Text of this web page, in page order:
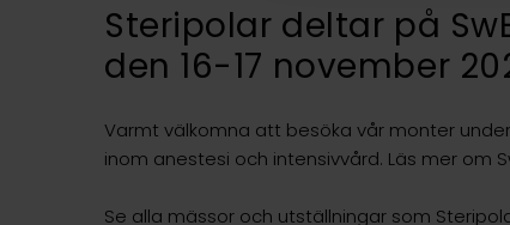
Steripolar deltar på
den 16-17 november 20
Varmt välkomna att besöka vår monter
inom anestesi och intensivvård. Läs mer om
Se alla mässor och utställningar som